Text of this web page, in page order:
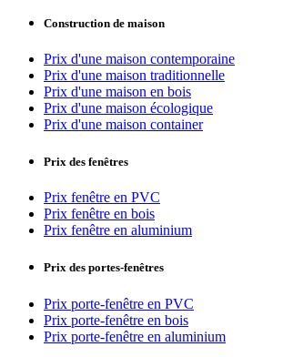
Construction de maison
Prix d'une maison contemporaine
Prix d'une maison traditionnelle
Prix d'une maison en bois
Prix d'une maison écologique
Prix d'une maison container
Prix des fenêtres
Prix fenêtre en PVC
Prix fenêtre en bois
Prix fenêtre en aluminium
Prix des portes-fenêtres
Prix porte-fenêtre en PVC
Prix porte-fenêtre en bois
Prix porte-fenêtre en aluminium